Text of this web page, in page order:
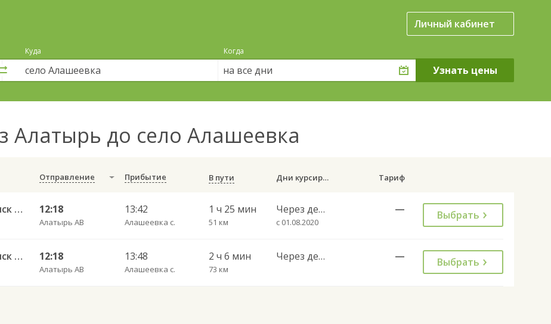
Личный кабинет
Куда Когда
на все дни
Алатырь до село Алашеевка
Отправление Прибытие В пути Дни курсирования Тариф
Новочебоксарск г. ДКП — Саранск АВ ч/з Ардатов 2190 12:18
Алатырь АВ
13:42
Алашеевка с.
1 ч 25 мин
51 км
Через день
с 01.08.2020
— Выбрать
Новочебоксарск г. ДКП — Саранск АВ 5396 12:18
Алатырь АВ
13:48
Алашеевка с.
2 ч 6 мин
73 км
Через день — Выбрать